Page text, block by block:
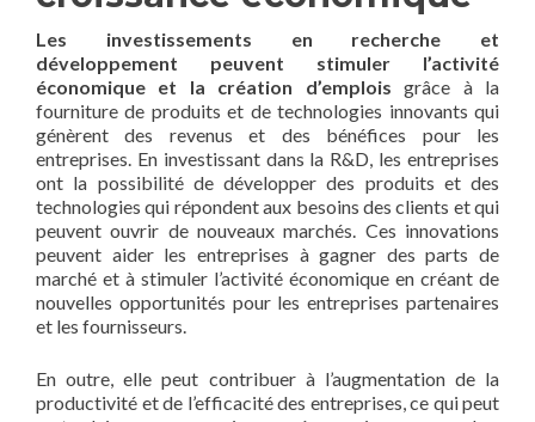
Les investissements en recherche et
développement peuvent stimuler l’activité
économique et la création d’emplois grâce à la
fourniture de produits et de technologies innovants qui
génèrent des revenus et des bénéfices pour les
entreprises. En investissant dans la R&D, les entreprises
ont la possibilité de développer des produits et des
technologies qui répondent aux besoins des clients et qui
peuvent ouvrir de nouveaux marchés. Ces innovations
peuvent aider les entreprises à gagner des parts de
marché et à stimuler l’activité économique en créant de
nouvelles opportunités pour les entreprises partenaires
et les fournisseurs.
En outre, elle peut contribuer à l’augmentation de la
productivité et de l’efficacité des entreprises, ce qui peut